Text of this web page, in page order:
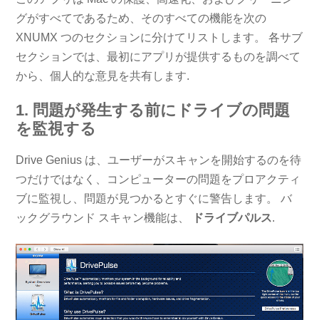
グがすべてであるため、そのすべての機能を次の
XNUMX つのセクションに分けてリストします。 各サブ
セクションでは、最初にアプリが提供するものを調べて
から、個人的な意見を共有します.
1. 問題が発生する前にドライブの問題
を監視する
Drive Genius は、ユーザーがスキャンを開始するのを待
つだけではなく、コンピューターの問題をプロアクティ
ブに監視し、問題が見つかるとすぐに警告します。 バ
ックグラウンド スキャン機能は、
ドライブパルス.